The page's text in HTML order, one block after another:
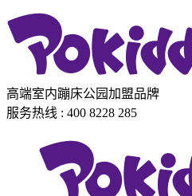
高端室内蹦床公园加盟品牌
服务热线 : 400 8228 285